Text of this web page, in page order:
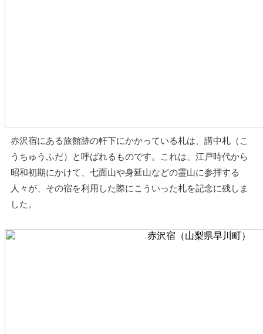
赤沢宿にある旅館跡の軒下にかかっている札は、講中札（こ
うちゅうふだ）と呼ばれるものです。これは、江戸時代から
昭和初期にかけて、七面山や身延山などの霊山に参拝する
人々が、その宿を利用した際にこういった札を記念に残しま
した。